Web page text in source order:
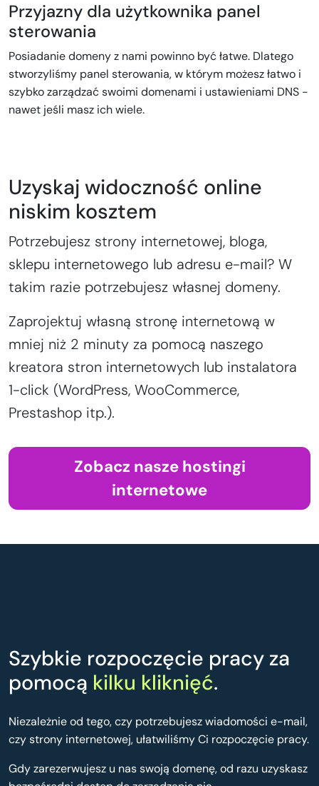
Przyjazny dla użytkownika panel
sterowania
Posiadanie domeny z nami powinno być łatwe. Dlatego
stworzyliśmy panel sterowania, w którym możesz łatwo i
szybko zarządzać swoimi domenami i ustawieniami DNS -
nawet jeśli masz ich wiele.
Uzyskaj widoczność online
niskim kosztem
Potrzebujesz strony internetowej, bloga,
sklepu internetowego lub adresu e-mail? W
takim razie potrzebujesz własnej domeny.
Zaprojektuj własną stronę internetową w
mniej niż 2 minuty za pomocą naszego
kreatora stron internetowych lub instalatora
1-click (WordPress, WooCommerce,
Prestashop itp.).
Zobacz nasze hostingi
internetowe
Szybkie rozpoczęcie pracy za
pomocą kilku kliknięć.
Niezależnie od tego, czy potrzebujesz wiadomości e-mail,
czy strony internetowej, ułatwiliśmy Ci rozpoczęcie pracy.
Gdy zarezerwujesz u nas swoją domenę, od razu uzyskasz